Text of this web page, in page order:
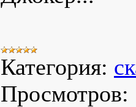
Категория:
Просмотров: